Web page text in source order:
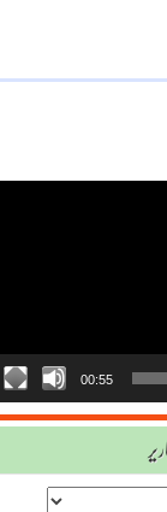
00:55